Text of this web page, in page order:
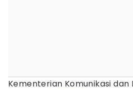
Kementerian Komunikasi dan